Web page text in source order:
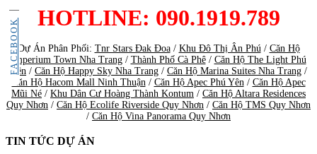
FACEBOOK HOTLINE: 090.1919.789
Dự Án Phân Phối: Tnr Stars Đak Đoa/ Khu Đô Thị Ân Phú / Căn Hộ
Imperium Town Nha Trang/ Thành Phố Cà Phê/ Căn Hộ The Light Phú
Yên / Căn Hộ Happy Sky Nha Trang / Căn Hộ Marina Suites Nha Trang /
Căn Hộ Hacom Mall Ninh Thuận / Căn Hộ Apec Phú Yên / Căn Hộ Apec
Mũi Né / Khu Dân Cư Hoàng Thành Kontum / Căn Hộ Altara Residences
Quy Nhơn / Căn Hộ Ecolife Riverside Quy Nhơn / Căn Hộ TMS Quy Nhơn
/ Căn Hộ Vina Panorama Quy Nhơn
TIN TỨC DỰ ÁN